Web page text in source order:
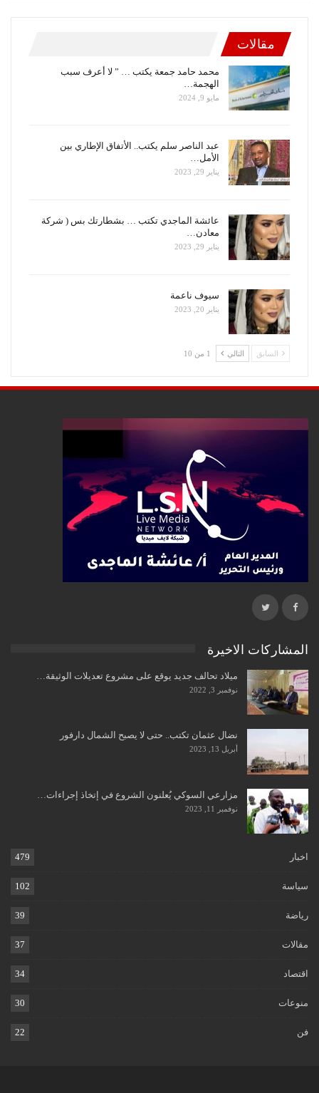
مقالات
محمد حامد جمعة يكتب … ” لا أعرف سبب
الهجمة…
مايو 9, 2024
عبد الناصر سلم يكتب.. الأتفاق الإطاري بين
الأمل…
يناير 29, 2023
عائشة الماجدي تكتب … بشطارتك بس ( شركة
معادن…
يناير 29, 2023
سيوف ناعمة
يناير 20, 2023
السابق التالي 1 من 10
المشاركات الاخيرة
ميلاد تحالف جديد يوقع على مشروع تعديلات الوثيقة…
نوفمبر 3, 2022
نضال عثمان تكتب.. حتى لا يصبح الشمال دارفور
أبريل 13, 2023
مزارعي السوكي يُعلنون الشروع في إتخاذ إجراءات…
نوفمبر 11, 2023
اخبار 479
سياسة 102
رياضة 39
مقالات 37
اقتصاد 34
منوعات 30
فن 22